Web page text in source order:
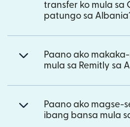
transfer ko mula sa
patungo sa
Paano ako
mula sa Remitly sa
Paano ako magse-
ibang bansa mula